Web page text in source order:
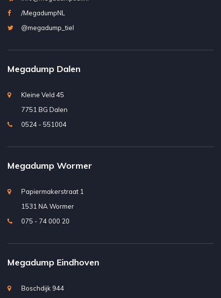
/MegadumpNL
@megadump_tiel
Megadump Dalen
Kleine Veld 45
7751 BG Dalen
0524 - 551004
Megadump Wormer
Papiermakerstraat 1
1531 NA Wormer
075 - 74 000 20
Megadump Eindhoven
Boschdijk 944